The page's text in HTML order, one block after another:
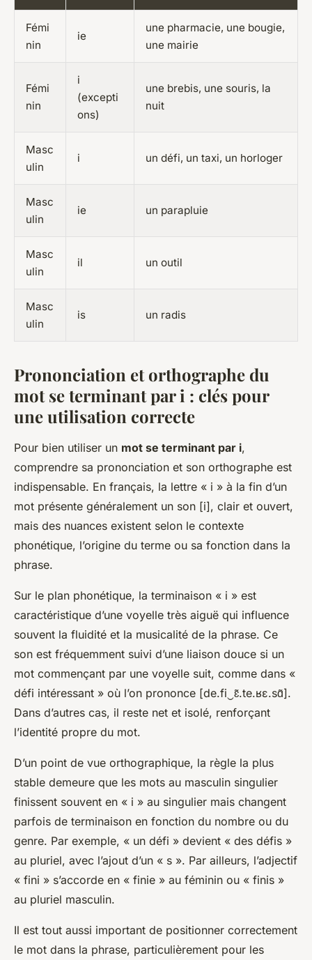
Fémi
nin
ie
une pharmacie, une bougie,
une mairie
Fémi
nin
i
(excepti
ons)
une brebis, une souris, la
nuit
Masc
ulin
i un défi, un taxi, un horloger
Masc
ulin
ie un parapluie
Masc
ulin
il un outil
Masc
ulin
is un radis
Prononciation et orthographe du
mot se terminant par i : clés pour
une utilisation correcte
Pour bien utiliser un mot se terminant par i,
comprendre sa prononciation et son orthographe est
indispensable. En français, la lettre « i » à la fin d’un
mot présente généralement un son [i], clair et ouvert,
mais des nuances existent selon le contexte
phonétique, l’origine du terme ou sa fonction dans la
phrase.
Sur le plan phonétique, la terminaison « i » est
caractéristique d’une voyelle très aiguë qui influence
souvent la fluidité et la musicalité de la phrase. Ce
son est fréquemment suivi d’une liaison douce si un
mot commençant par une voyelle suit, comme dans «
défi intéressant » où l’on prononce [de.fi‿ɛ̃.te.ʁɛ.sɑ̃].
Dans d’autres cas, il reste net et isolé, renforçant
l’identité propre du mot.
D’un point de vue orthographique, la règle la plus
stable demeure que les mots au masculin singulier
finissent souvent en « i » au singulier mais changent
parfois de terminaison en fonction du nombre ou du
genre. Par exemple, « un défi » devient « des défis »
au pluriel, avec l’ajout d’un « s ». Par ailleurs, l’adjectif
« fini » s’accorde en « finie » au féminin ou « finis »
au pluriel masculin.
Il est tout aussi important de positionner correctement
le mot dans la phrase, particulièrement pour les